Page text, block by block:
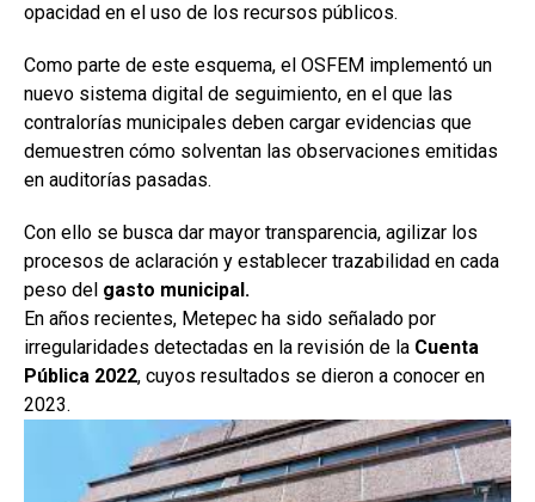
opacidad en el uso de los recursos públicos.
Como parte de este esquema, el OSFEM implementó un
nuevo sistema digital de seguimiento, en el que las
contralorías municipales deben cargar evidencias que
demuestren cómo solventan las observaciones emitidas
en auditorías pasadas.
Con ello se busca dar mayor transparencia, agilizar los
procesos de aclaración y establecer trazabilidad en cada
peso del gasto municipal.
En años recientes, Metepec ha sido señalado por
irregularidades detectadas en la revisión de la Cuenta
Pública 2022, cuyos resultados se dieron a conocer en
2023.